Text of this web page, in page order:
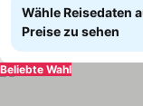
Wähle Reisedaten
Preise zu sehen
Beliebte Wahl